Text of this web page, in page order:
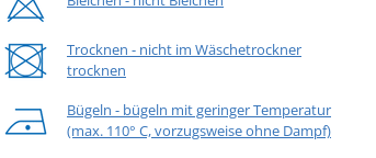
Trocknen - nicht im Wäschetrockner
trocknen
Bügeln - bügeln mit geringer Temperatur
(max. 110° C, vorzugsweise ohne Dampf)